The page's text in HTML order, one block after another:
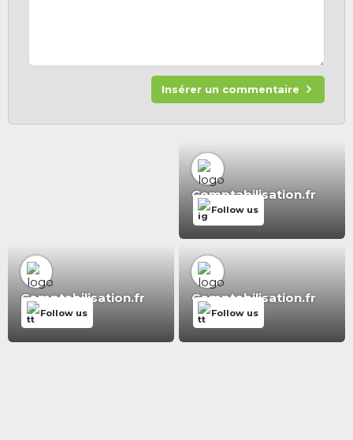
Insérer un commentaire
Comptabilisation.fr
Follow us
Comptabilisation.fr
Follow us
Comptabilisation.fr
Follow us